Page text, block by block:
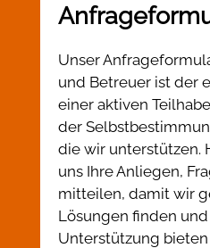
Unser
und Betreuer ist der
einer aktiven
der
die wir unterstützen.
uns Ihre Anliegen,
mitteilen, damit wir
Lösungen finden
Unterstützung bieten